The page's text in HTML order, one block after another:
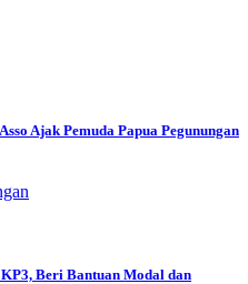
Ajak Pemuda Papua Pegunungan
Beri Bantuan Modal dan